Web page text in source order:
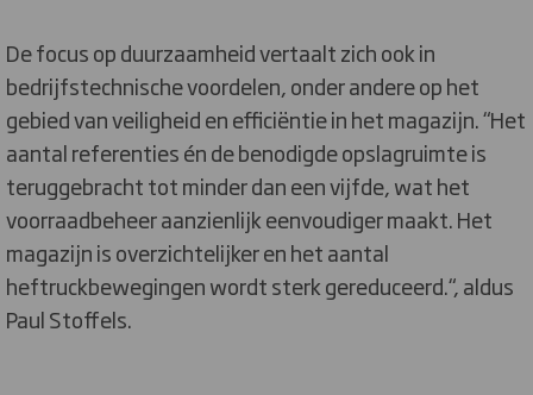
De focus op duurzaamheid vertaalt zich ook in
bedrijfstechnische voordelen, onder andere op het
gebied van veiligheid en efficiëntie in het magazijn. “Het
aantal referenties én de benodigde opslagruimte is
teruggebracht tot minder dan een vijfde, wat het
voorraadbeheer aanzienlijk eenvoudiger maakt. Het
magazijn is overzichtelijker en het aantal
heftruckbewegingen wordt sterk gereduceerd.“, aldus
Paul Stoffels.